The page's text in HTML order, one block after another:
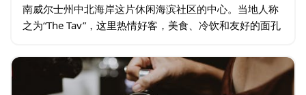
南威尔士州中北海岸这片休闲海滨社区的中心。当地人称
之为“The Tav”，这里热情好客，美食、冷饮和友好的面孔
菜…